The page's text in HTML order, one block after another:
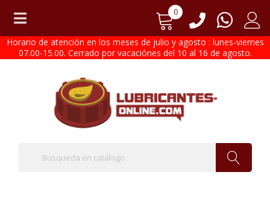
0
Horario de atención en los meses de julio y agosto : lunes-viernes
07.00-15.00. Cerrado por vacaciónes del 10 al 16 de agosto.